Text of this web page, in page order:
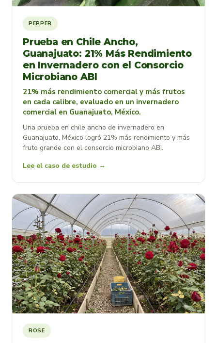
PEPPER
Prueba en Chile Ancho,
Guanajuato: 21% Más Rendimiento
en Invernadero con el Consorcio
Microbiano ABI
21% más rendimiento comercial y más frutos
en cada calibre, evaluado en un invernadero
comercial en Guanajuato, México.
Una prueba en chile ancho de invernadero en
Guanajuato, México logró 21% más rendimiento y más
fruto grande con el consorcio microbiano ABI.
Lee el caso de estudio →
ROSE